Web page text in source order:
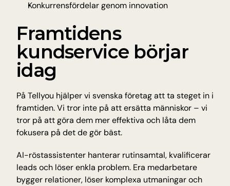
Konkurrensfördelar genom innovation
Framtidens
kundservice börjar
idag
På Tellyou hjälper vi svenska företag att ta steget in i
framtiden. Vi tror inte på att ersätta människor – vi
tror på att göra dem mer effektiva och låta dem
fokusera på det de gör bäst.
AI-röstassistenter hanterar rutinsamtal, kvalificerar
leads och löser enkla problem. Era medarbetare
bygger relationer, löser komplexa utmaningar och